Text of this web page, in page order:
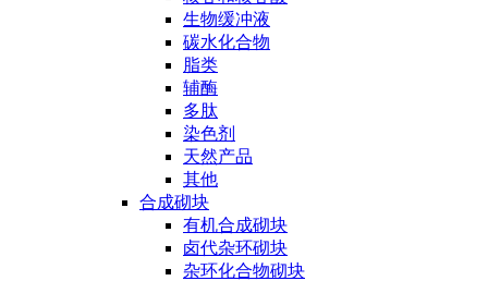
生物缓冲液
碳水化合物
脂类
辅酶
多肽
染色剂
天然产品
其他
合成砌块
有机合成砌块
卤代杂环砌块
杂环化合物砌块